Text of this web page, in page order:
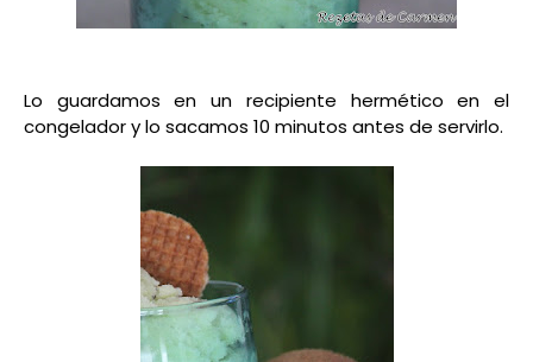
Lo guardamos en un recipiente hermético en el
congelador y lo sacamos 10 minutos antes de servirlo.